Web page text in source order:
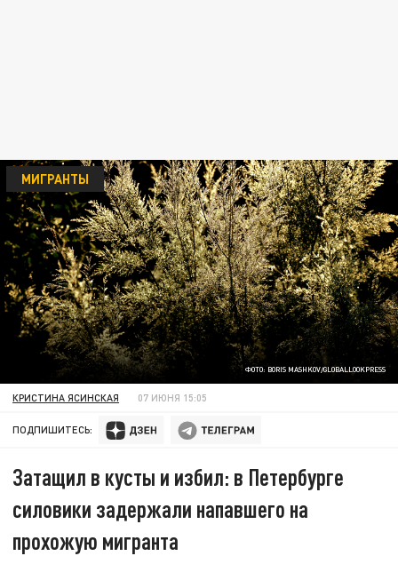
ФОТО: BORIS MASHKOV/GLOBALLOOKPRESS
МИГРАНТЫ
КРИСТИНА ЯСИНСКАЯ 07 ИЮНЯ 15:05
ПОДПИШИТЕСЬ:
Затащил в кусты и избил: в Петербурге
силовики задержали напавшего на
прохожую мигранта